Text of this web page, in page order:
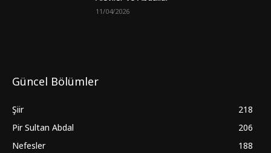
11/04/2026
Güncel Bölümler
Şiir
218
Pir Sultan Abdal
206
Nefesler
188